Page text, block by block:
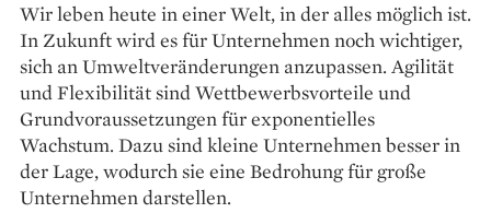
Wir leben heute in einer Welt, in der alles möglich ist.
In Zukunft wird es für Unternehmen noch wichtiger,
sich an Umweltveränderungen anzupassen. Agilität
und Flexibilität sind Wettbewerbsvorteile und
Grundvoraussetzungen für exponentielles
Wachstum. Dazu sind kleine Unternehmen besser in
der Lage, wodurch sie eine Bedrohung für große
Unternehmen darstellen.